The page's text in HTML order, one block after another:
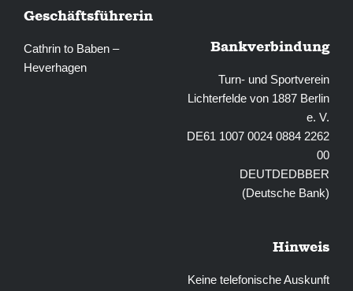
Geschäftsführerin
Cathrin to Baben –
Heverhagen
Bankverbindung
Turn- und Sportverein
Lichterfelde von 1887 Berlin
e. V.
DE61 1007 0024 0884 2262
00
DEUTDEDBBER
(Deutsche Bank)
Hinweis
Keine telefonische Auskunft